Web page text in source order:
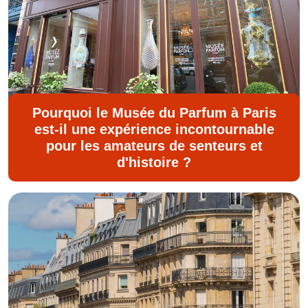
Pourquoi le Musée du Parfum à Paris
est-il une expérience incontournable
pour les amateurs de senteurs et
d'histoire ?